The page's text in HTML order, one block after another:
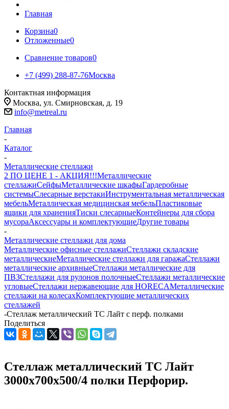
Главная
Корзина0
Отложенные0
Сравнение товаров0
+7 (499) 288-87-76Москва
Контактная информация
Москва, ул. Смирновская, д. 19
info@metreal.ru
Главная
-
Каталог
-
Металлические стеллажи
2 ПО ЦЕНЕ 1 - АКЦИЯ!!!Металлические
стеллажиСейфыМеталлические шкафыГардеробные
системыСлесарные верстакиИнструментальная металлическая
мебельМеталлическая медицинская мебельПластиковые
ящики для храненияТиски слесарныеКонтейнеры для сбора
мусораАксессуары и комплектующиеДругие товары
-
Металлические стеллажи для дома
Металлические офисные стеллажиСтеллажи складские
металлическиеМеталлические стеллажи для гаражаСтеллажи
металлические архивныеСтеллажи металлические для
ПВЗСтеллажи для рулонов полочныеСтеллажи металлические
угловыеСтеллажи нержавеющие для HORECAМеталлические
стеллажи на колесахКомплектующие металлических
стеллажей
-Стеллаж металлический ТС Лайт с перф. полками
Поделиться
Стеллаж металлический ТС Лайт
3000x700x500/4 полки Перфорир.